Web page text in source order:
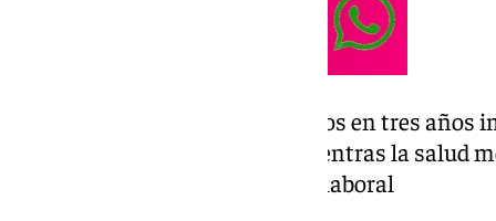
El fenómeno crece 10 puntos en tres años
sin justificación oficial, mientras la salud
clave vinculado al entorno laboral